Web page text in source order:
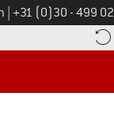
Bel ons op
+31 (0)30 - 499
hier!